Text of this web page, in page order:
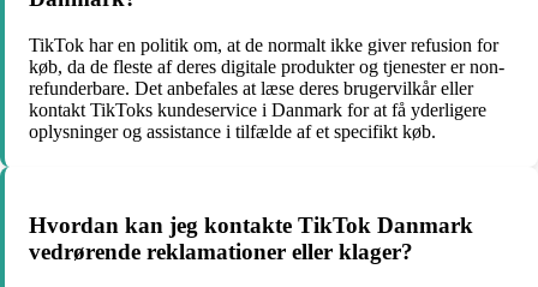
TikTok har en politik om, at de normalt ikke giver refusion for
køb, da de fleste af deres digitale produkter og tjenester er non-
refunderbare. Det anbefales at læse deres brugervilkår eller
kontakt TikToks kundeservice i Danmark for at få yderligere
oplysninger og assistance i tilfælde af et specifikt køb.
Hvordan kan jeg kontakte TikTok Danmark
vedrørende reklamationer eller klager?